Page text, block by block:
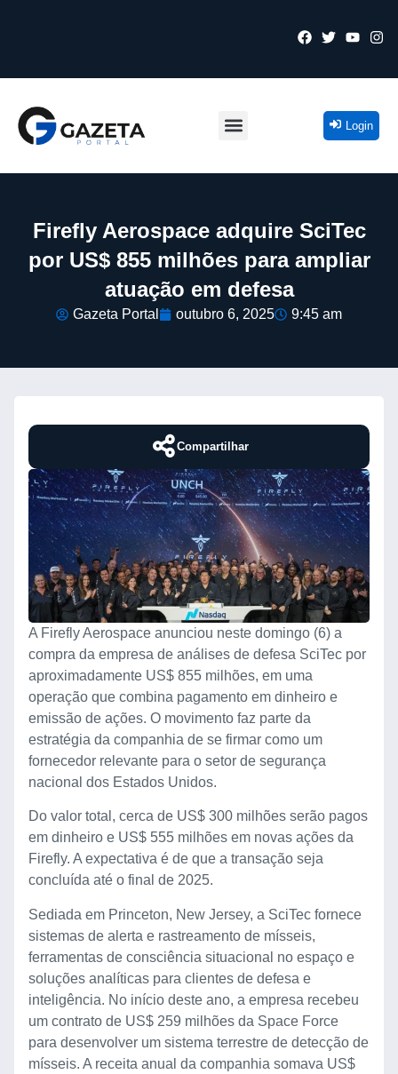
Login
Firefly Aerospace adquire SciTec
por US$ 855 milhões para ampliar
atuação em defesa
Gazeta Portal outubro 6, 2025 9:45 am
Compartilhar
A Firefly Aerospace anunciou neste domingo (6) a
compra da empresa de análises de defesa SciTec por
aproximadamente US$ 855 milhões, em uma
operação que combina pagamento em dinheiro e
emissão de ações. O movimento faz parte da
estratégia da companhia de se firmar como um
fornecedor relevante para o setor de segurança
nacional dos Estados Unidos.
Do valor total, cerca de US$ 300 milhões serão pagos
em dinheiro e US$ 555 milhões em novas ações da
Firefly. A expectativa é de que a transação seja
concluída até o final de 2025.
Sediada em Princeton, New Jersey, a SciTec fornece
sistemas de alerta e rastreamento de mísseis,
ferramentas de consciência situacional no espaço e
soluções analíticas para clientes de defesa e
inteligência. No início deste ano, a empresa recebeu
um contrato de US$ 259 milhões da Space Force
para desenvolver um sistema terrestre de detecção de
mísseis. A receita anual da companhia somava US$